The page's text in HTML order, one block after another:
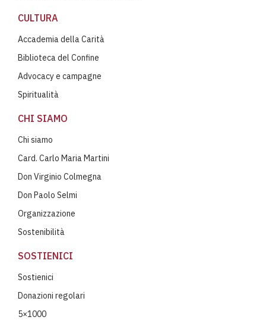
CULTURA
Accademia della Carità
Biblioteca del Confine
Advocacy e campagne
Spiritualità
CHI SIAMO
Chi siamo
Card. Carlo Maria Martini
Don Virginio Colmegna
Don Paolo Selmi
Organizzazione
Sostenibilità
SOSTIENICI
Sostienici
Donazioni regolari
5×1000